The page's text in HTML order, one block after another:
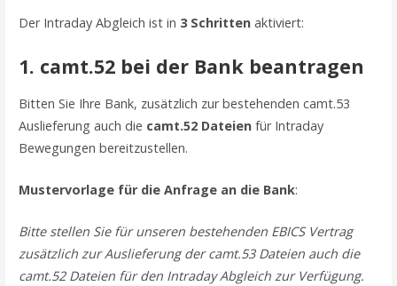
Der Intraday Abgleich ist in 3 Schrittenaktiviert:
1. camt.52 bei der Bank beantragen
Bitten Sie Ihre Bank, zusätzlich zur bestehenden camt.53
Auslieferung auch die camt.52 Dateienfür Intraday
Bewegungen bereitzustellen.
Mustervorlage für die Anfrage an die Bank:
Bitte stellen Sie für unseren bestehenden EBICS Vertrag
zusätzlich zur Auslieferung der camt.53 Dateien auch die
camt.52 Dateien für den Intraday Abgleich zur Verfügung.